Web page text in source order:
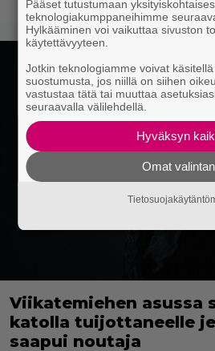
Viikatemiehen asussa
katolla tuijottaneelle
saapui noutaja
Pääset tutustumaan
teknologiakumppaneihimme
Hylkääminen voi vaikuttaa sivuston
käytettävyyteen.
Jotkin teknologiamme voivat
suostumusta, jos niillä on siihen
vastustaa tätä tai muuttaa
seuraavalla välilehdellä.
Hyväksyn
Omat